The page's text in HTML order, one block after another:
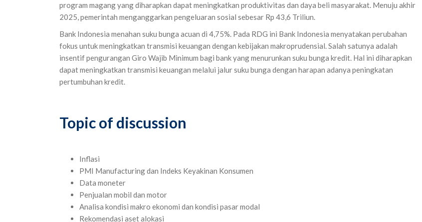
program magang yang diharapkan dapat meningkatkan produktivitas dan daya beli masyarakat. Menuju akhir
2025, pemerintah menganggarkan pengeluaran sosial sebesar Rp 43,6 Triliun.
Bank Indonesia menahan suku bunga acuan di 4,75%. Pada RDG ini Bank Indonesia menyatakan perubahan
fokus untuk meningkatkan transmisi keuangan dengan kebijakan makroprudensial. Salah satunya adalah
insentif pengurangan Giro Wajib Minimum bagi bank yang menurunkan suku bunga kredit. Hal ini diharapkan
dapat meningkatkan transmisi keuangan melalui jalur suku bunga dengan harapan adanya peningkatan
pertumbuhan kredit.
Topic of discussion
Inflasi
PMI Manufacturing dan Indeks Keyakinan Konsumen
Data moneter
Penjualan mobil dan motor
Analisa kondisi makro ekonomi dan kondisi pasar modal
Rekomendasi aset alokasi